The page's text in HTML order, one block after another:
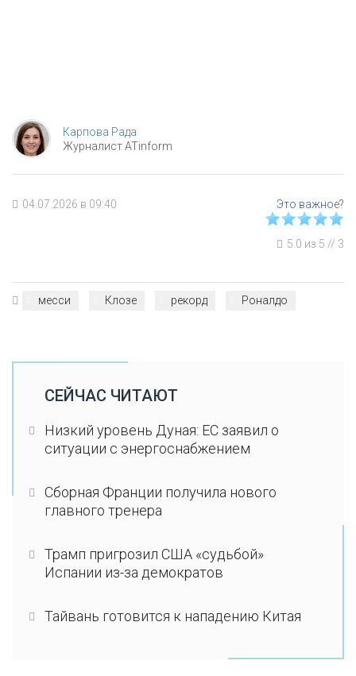
Карпова Рада
Журналист ATinform
04.07.2026 в 09:40
5.0 из 5 // 3
месси Клозе рекорд Роналдо
СЕЙЧАС ЧИТАЮТ
Низкий уровень Дуная: ЕС заявил о
ситуации с энергоснабжением
Сборная Франции получила нового
главного тренера
Трамп пригрозил США «судьбой»
Испании из-за демократов
Тайвань готовится к нападению Китая